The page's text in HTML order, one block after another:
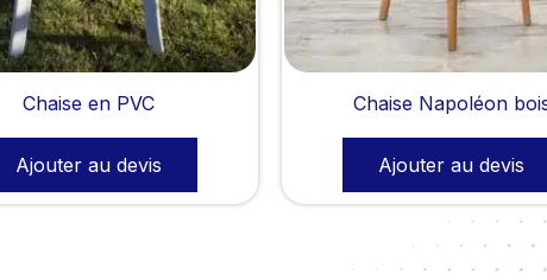
Chaise en PVC
Ajouter au devis
Chaise Napoléon
Ajouter au devis